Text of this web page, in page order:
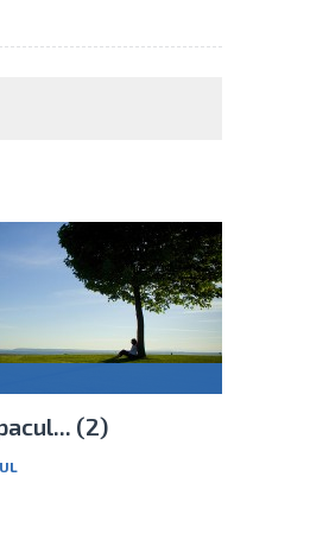
(2)